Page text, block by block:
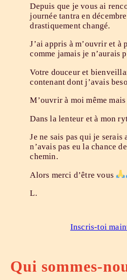
Depuis que je vous ai
journée tantra en
drastiquement changé.
J’ai appris à m’ouvrir et à
comme jamais je n’aurais
Votre douceur et
contenant dont j’avais
M’ouvrir à moi même
Dans la lenteur et à mon
Je ne sais pas qui je serais
n’avais pas eu la chance
chemin.
Alors merci d’être vous
L.
Inscris-toi
Qui sommes-